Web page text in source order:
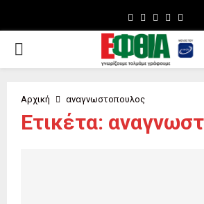
Facebook
TwitterInstagram
Youtube
PRIMARY
Αρχική αναγνωστοπουλος
Ετικέτα: